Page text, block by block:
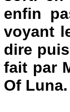
enfin
voyant
dire
fait par
Of